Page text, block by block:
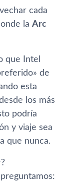
cada
la Arc
que Intel
de
esta
los más
podría
y viaje sea
que nunca.